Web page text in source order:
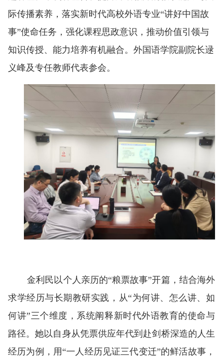
际传播素养，落实新时代高校外语专业“讲好中国故
事”使命任务，强化课程思政意识，推动价值引领与
知识传授、能力培养有机融合。外国语学院副院长逯
义峰及专任教师代表参会。
金利民以个人亲历的“粮票故事”开篇，结合海外
求学经历与长期教研实践，从“为何讲、怎么讲、如
何讲”三个维度，系统阐释新时代外语教育的使命与
路径。她以自身从凭票供应年代到赴剑桥深造的人生
经历为例，用“一人经历见证三代变迁”的鲜活故事，